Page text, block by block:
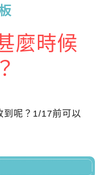
麼時候
到呢？1/17前可以